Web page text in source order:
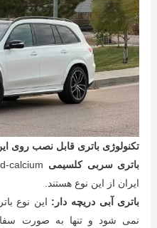
تکنولوژی باتری قابل نصب روی
باتری سربی کلسیمی
ایران از این نوع هستند.
باتری آبی دریچه دار: این نوع
نمی شود و تنها به صورت